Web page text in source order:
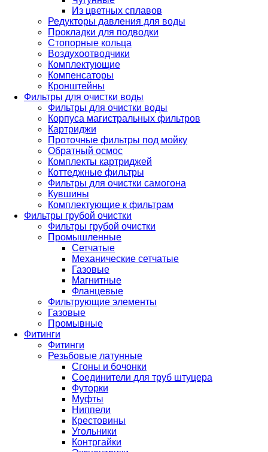
Из цветных сплавов
Редукторы давления для воды
Прокладки для подводки
Стопорные кольца
Воздухоотводчики
Комплектующие
Компенсаторы
Кронштейны
Фильтры для очистки воды
Фильтры для очистки воды
Корпуса магистральных фильтров
Картриджи
Проточные фильтры под мойку
Обратный осмос
Комплекты картриджей
Коттеджные фильтры
Фильтры для очистки самогона
Кувшины
Комплектующие к фильтрам
Фильтры грубой очистки
Фильтры грубой очистки
Промышленные
Сетчатые
Механические сетчатые
Газовые
Магнитные
Фланцевые
Фильтрующие элементы
Газовые
Промывные
Фитинги
Фитинги
Резьбовые латунные
Сгоны и бочонки
Соединители для труб штуцера
Футорки
Муфты
Ниппели
Крестовины
Угольники
Контргайки